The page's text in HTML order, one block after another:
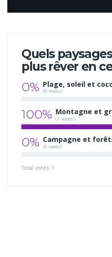
Quels
plus rêver en
0% Plage, soleil et
(0 votes)
100% Montagne et
(1 votes)
0% Campagne et
(0 votes)
Total votes: 1